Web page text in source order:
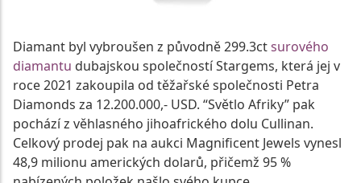
Diamant byl vybroušen z původně 299.3ctsurového
diamantu dubajskou společností Stargems, která jej v
roce 2021 zakoupila od těžařské společnosti Petra
Diamonds za 12.200.000,- USD. “Světlo Afriky” pak
pochází z věhlasného jihoafrického dolu Cullinan.
Celkový prodej pak na aukci Magnificent Jewels vynesl
48,9 milionu amerických dolarů, přičemž 95 %